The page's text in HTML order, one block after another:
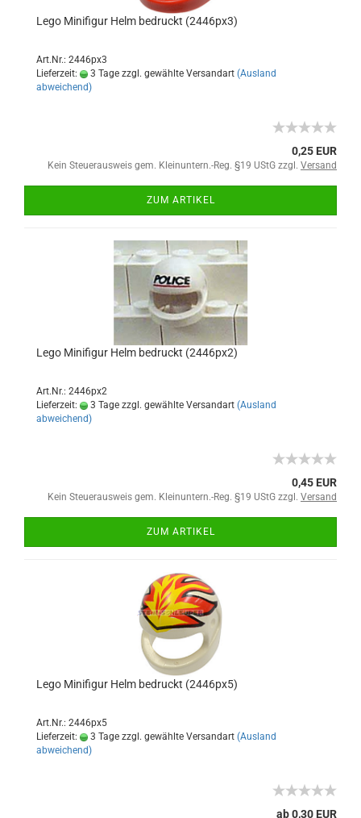
Lego Minifigur Helm bedruckt (2446px3)
Art.Nr.: 2446px3
Lieferzeit:
3 Tage zzgl. gewählte Versandart (Ausland
abweichend)
0,25 EUR
Kein Steuerausweis gem. Kleinuntern.-Reg. §19 UStG zzgl. Versand
ZUM ARTIKEL
Lego Minifigur Helm bedruckt (2446px2)
Art.Nr.: 2446px2
Lieferzeit:
3 Tage zzgl. gewählte Versandart (Ausland
abweichend)
0,45 EUR
Kein Steuerausweis gem. Kleinuntern.-Reg. §19 UStG zzgl. Versand
ZUM ARTIKEL
Lego Minifigur Helm bedruckt (2446px5)
Art.Nr.: 2446px5
Lieferzeit:
3 Tage zzgl. gewählte Versandart (Ausland
abweichend)
ab 0,30 EUR